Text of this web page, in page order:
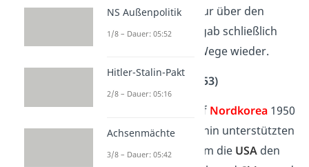
Berlinmonatelang
nur über den
Luftweg. Die UdSSR gab schließlich
auf und öffnete die Wege wieder.
Koreakrieg(1950–1953)
Beim Koreakrieg griff Nordkorea 1950
Südkoreaan. Daraufhin unterstützten
dieUNOund vor allem die USA den
NS Außenpolitik
1/8 – Dauer: 05:52
Hitler-Stalin-Pakt
2/8 – Dauer: 05:16
Achsenmächte
3/8 – Dauer: 05:42